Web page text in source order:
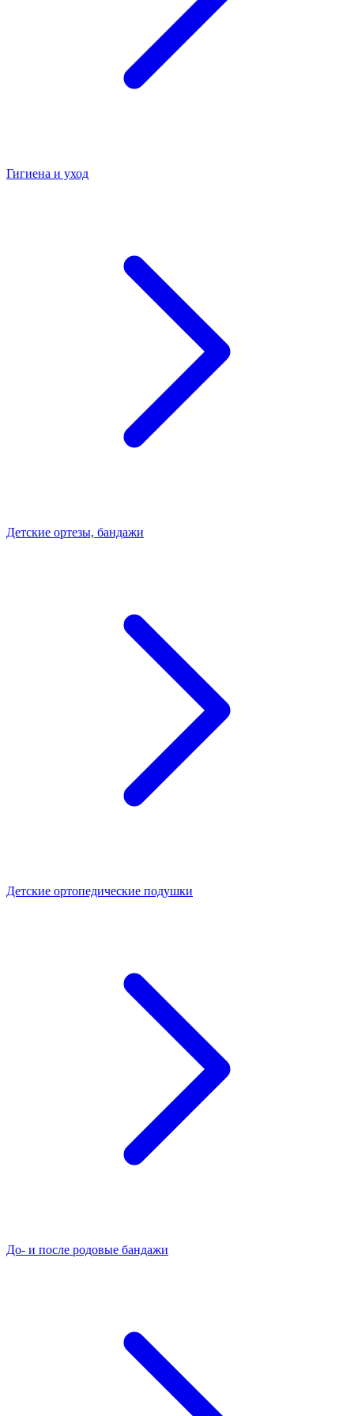
Гигиена и уход
Детские ортезы, бандажи
Детские ортопедические подушки
До- и после родовые бандажи